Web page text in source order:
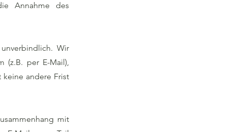
Annahme des
Wir
(z.B. per E-Mail),
andere Frist
mit